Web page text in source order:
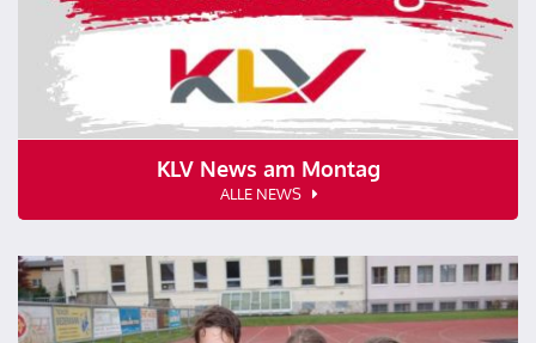
KLV News am Montag
ALLE NEWS